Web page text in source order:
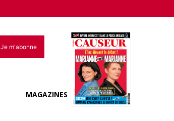
Je m'abonne
MAGAZINES